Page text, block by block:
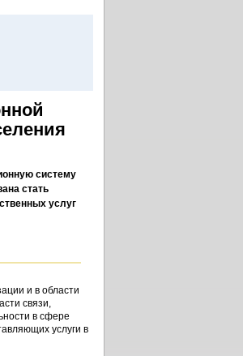
систему
стать
услуг
и в области
связи,
в сфере
услуги в